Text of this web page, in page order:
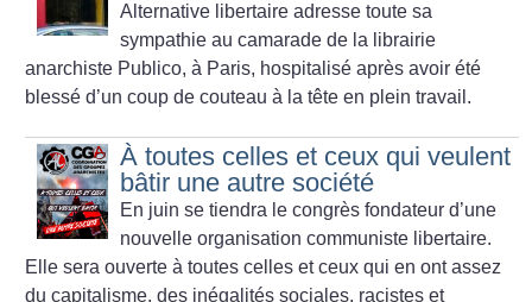
Alternative libertaire adresse toute sa
sympathie au camarade de la librairie
anarchiste Publico, à Paris, hospitalisé après avoir été
blessé d’un coup de couteau à la tête en plein travail.
À toutes celles et ceux qui veulent
bâtir une autre société
En juin se tiendra le congrès fondateur d’une
nouvelle organisation communiste libertaire.
Elle sera ouverte à toutes celles et ceux qui en ont assez
du capitalisme, des inégalités sociales, racistes et